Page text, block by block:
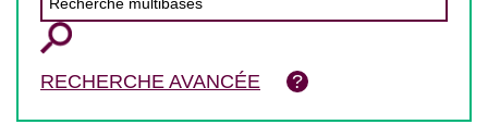
RECHERCHE AVANCÉE